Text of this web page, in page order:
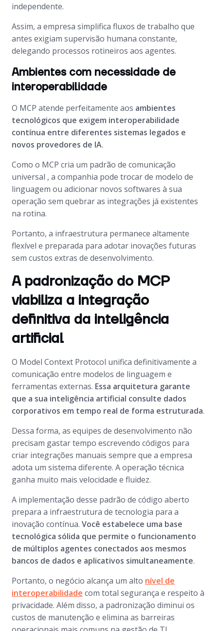
independente.
Assim, a empresa simplifica fluxos de trabalho que
antes exigiam supervisão humana constante,
delegando processos rotineiros aos agentes.
Ambientes com necessidade de
interoperabilidade
O MCP atende perfeitamente aos ambientes
tecnológicos que exigem interoperabilidade
contínua entre diferentes sistemas legados e
novos provedores de IA.
Como o MCP cria um padrão de comunicação
universal , a companhia pode trocar de modelo de
linguagem ou adicionar novos softwares à sua
operação sem quebrar as integrações já existentes
na rotina.
Portanto, a infraestrutura permanece altamente
flexível e preparada para adotar inovações futuras
sem custos extras de desenvolvimento.
A padronização do MCP
viabiliza a integração
definitiva da inteligência
artificial
O Model Context Protocol unifica definitivamente a
comunicação entre modelos de linguagem e
ferramentas externas. Essa arquitetura garante
que a sua inteligência artificial consulte dados
corporativos em tempo real de forma estruturada.
Dessa forma, as equipes de desenvolvimento não
precisam gastar tempo escrevendo códigos para
criar integrações manuais sempre que a empresa
adota um sistema diferente. A operação técnica
ganha muito mais velocidade e fluidez.
A implementação desse padrão de código aberto
prepara a infraestrutura de tecnologia para a
inovação contínua. Você estabelece uma base
tecnológica sólida que permite o funcionamento
de múltiplos agentes conectados aos mesmos
bancos de dados e aplicativos simultaneamente.
Portanto, o negócio alcança um alto nível de
interoperabilidade com total segurança e respeito à
privacidade. Além disso, a padronização diminui os
custos de manutenção e elimina as barreiras